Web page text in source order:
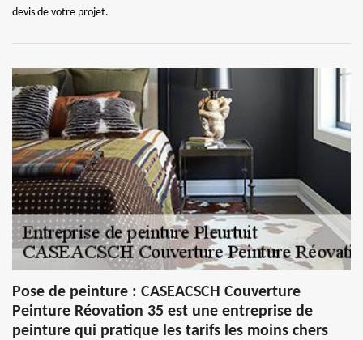
devis de votre projet.
Pose de peinture : CASEACSCH Couverture
Peinture Réovation 35 est une entreprise de
peinture qui pratique les tarifs les moins chers